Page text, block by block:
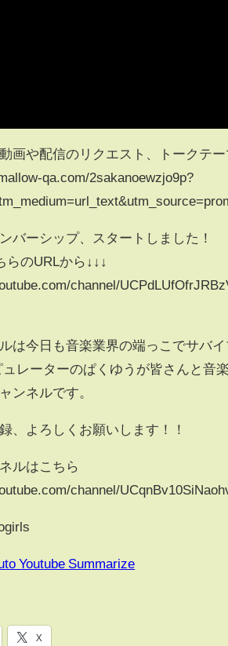
画や配信のリクエスト、トークテ
qa.com/2sakanoewzjo9p?
バーシップ、スタートしました！
らのURLから↓↓↓
channel/
は今日も音楽業界の端っこでサバ
レーターのぱくゆうが皆さんと音
ンネルです。
、よろしくお願いします！！
ルはこちら
channel/
Youtube Summarize
X